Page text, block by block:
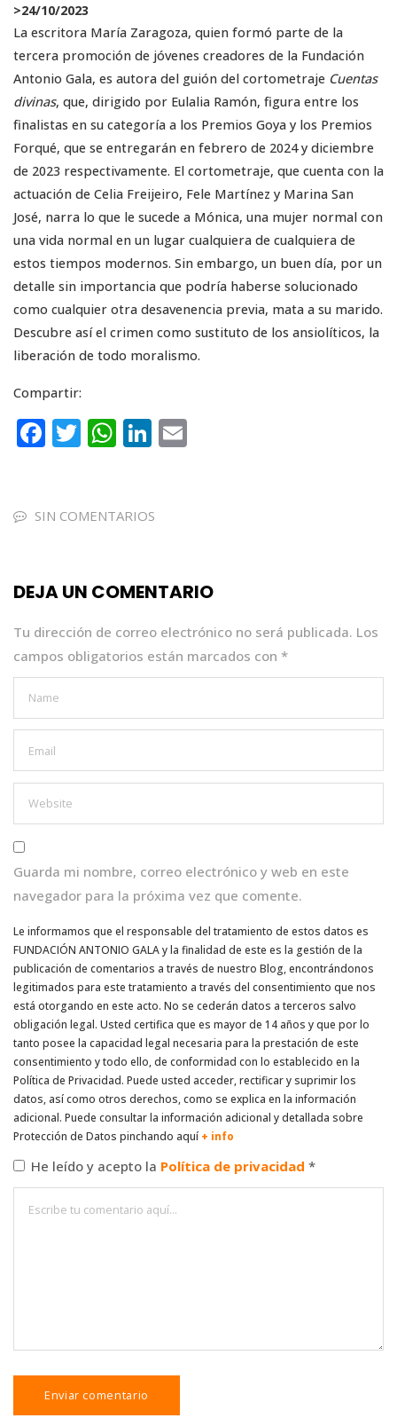
>24/10/2023
La escritora María Zaragoza, quien formó parte de la
tercera promoción de jóvenes creadores de la Fundación
Antonio Gala, es autora del guión del cortometraje Cuentas
divinas, que, dirigido por Eulalia Ramón, figura entre los
finalistas en su categoría a los Premios Goya y los Premios
Forqué, que se entregarán en febrero de 2024 y diciembre
de 2023 respectivamente. El cortometraje, que cuenta con la
actuación de Celia Freijeiro, Fele Martínez y Marina San
José, narra lo que le sucede a Mónica, una mujer normal con
una vida normal en un lugar cualquiera de cualquiera de
estos tiempos modernos. Sin embargo, un buen día, por un
detalle sin importancia que podría haberse solucionado
como cualquier otra desavenencia previa, mata a su marido.
Descubre así el crimen como sustituto de los ansiolíticos, la
liberación de todo moralismo.
Compartir:
F
e
o
k
T
te
W
ts
p
Li
e
SIN COMENTARIOS
DEJA UN COMENTARIO
Tu dirección de correo electrónico no será publicada. Los
campos obligatorios están marcados con *
Guarda mi nombre, correo electrónico y web en este
navegador para la próxima vez que comente.
Le informamos que el responsable del tratamiento de estos datos es
FUNDACIÓN ANTONIO GALA y la finalidad de este es la gestión de la
publicación de comentarios a través de nuestro Blog, encontrándonos
legitimados para este tratamiento a través del consentimiento que nos
está otorgando en este acto. No se cederán datos a terceros salvo
obligación legal. Usted certifica que es mayor de 14 años y que por lo
tanto posee la capacidad legal necesaria para la prestación de este
consentimiento y todo ello, de conformidad con lo establecido en la
Política de Privacidad. Puede usted acceder, rectificar y suprimir los
datos, así como otros derechos, como se explica en la información
adicional. Puede consultar la información adicional y detallada sobre
Protección de Datos pinchando aquí + info
He leído y acepto la Política de privacidad *